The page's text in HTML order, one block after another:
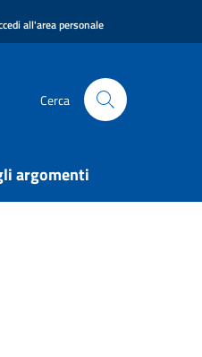
all'area personale
Cerca
argomenti